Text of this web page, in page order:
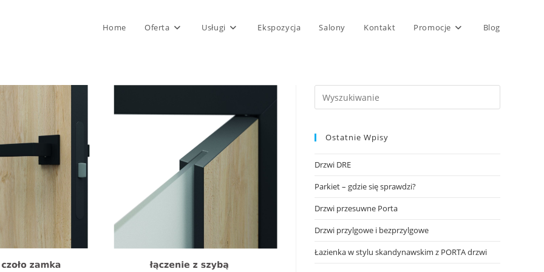
Home Oferta Usługi Ekspozycja Salony Kontakt Promocje Blog
Ostatnie Wpisy
Drzwi DRE
Parkiet – gdzie się sprawdzi?
Drzwi przesuwne Porta
Drzwi przylgowe i bezprzylgowe
Łazienka w stylu skandynawskim z PORTA drzwi